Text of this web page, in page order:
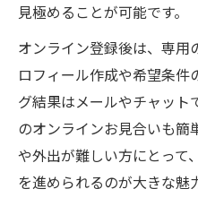
オンライン環境が
結婚相談所オンライ
結婚相談所オン
状
オンライン整備
新潟市東区で選
較
見極めることが可能です。
オンライン登録後は、専
ロフィール作成や希望条件
グ結果はメールやチャット
のオンラインお見合いも簡
や外出が難しい方にとって
を進められるのが大きな魅